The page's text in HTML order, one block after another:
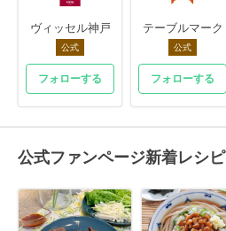
ヴィッセル神戸
公式
フォローする
テーブルマーク
公式
フォローする
公式ファンページ新着レシピ